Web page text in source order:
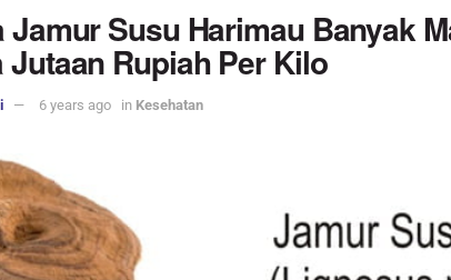
Jamur Susu Harimau Banyak
Jutaan Rupiah Per Kilo
6 years ago in Kesehatan